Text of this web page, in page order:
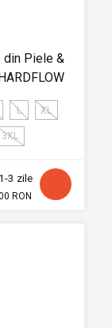
din Piele &
L XL
3XL
3 zile
RON